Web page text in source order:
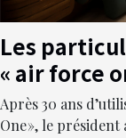
Les
« air force
Après 30 ans
One », le